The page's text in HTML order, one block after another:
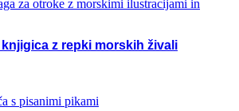
z repki morskih živali